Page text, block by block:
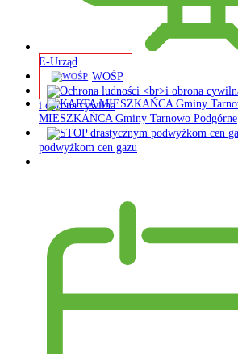
E-Urząd
WOŚP
i obrona cywilna
MIESZKAŃCA Gminy Tarnowo Podgórne
podwyżkom cen gazu